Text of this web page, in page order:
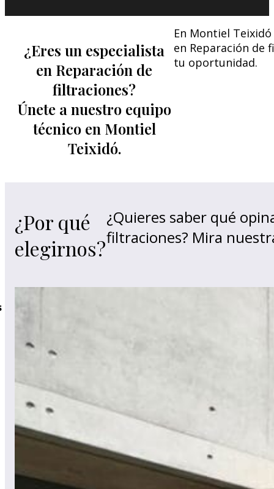
¿Eres un especialista
en Reparación de
filtraciones?
Únete a nuestro equipo
técnico en Montiel
Teixidó.
En Montiel
en Reparación de
tu oportunidad.
¿Por qué
elegirnos?
¿Quieres saber qué
filtraciones? Mira